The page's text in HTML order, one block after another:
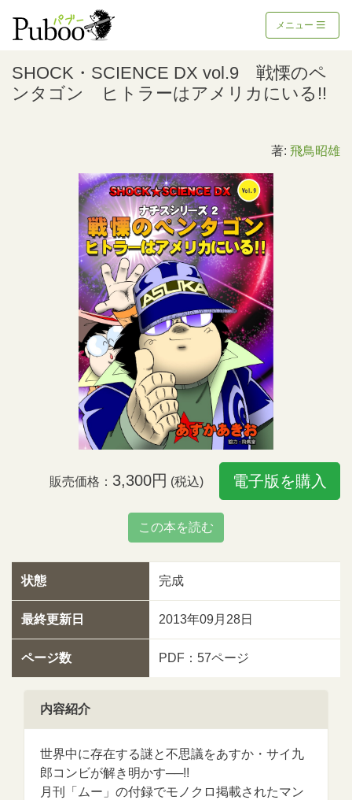
メニュー
SHOCK・SCIENCE DX vol.9 戦慄のペ
ンタゴン ヒトラーはアメリカにいる!!
著: 飛鳥昭雄
販売価格： 3,300円 (税込) 電子版を購入
この本を読む
状態 完成
最終更新日 2013年09月28日
ページ数 PDF：57ページ
内容紹介
世界中に存在する謎と不思議をあすか・サイ九
郎コンビが解き明かす──!!
月刊「ムー」の付録でモノクロ掲載されたマン